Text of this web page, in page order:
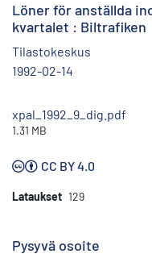
Löner för anställda
kvartalet : Biltrafiken
Tilastokeskus
1992-02-14
xpal_1992_9_dig.pdf
1.31 MB
CC BY 4.0
Lataukset 129
Pysyvä osoite